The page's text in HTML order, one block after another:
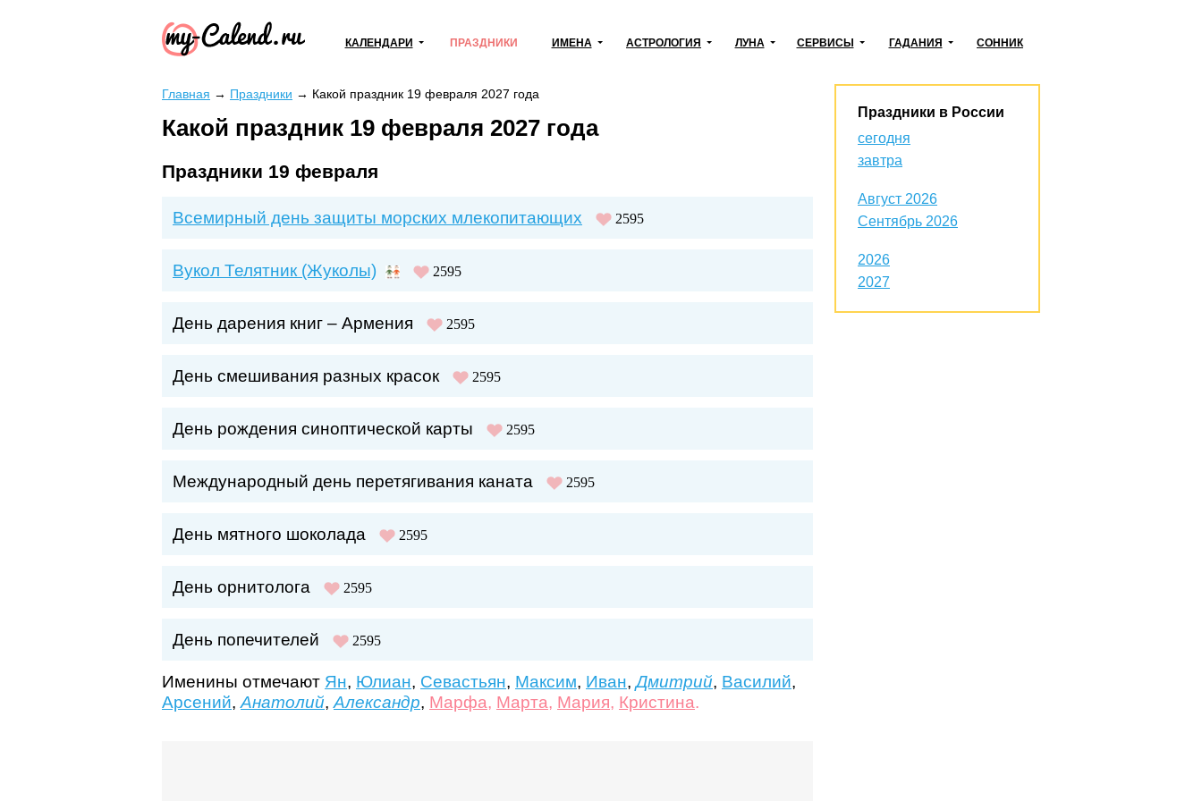
КАЛЕНДАРИ ПРАЗДНИКИ ИМЕНА АСТРОЛОГИЯ ЛУНА СЕРВИСЫ ГАДАНИЯ СОННИК
Главная → Праздники → Какой праздник 19 февраля 2027 года
Какой праздник 19 февраля 2027 года
Праздники 19 февраля
Всемирный день защиты морских млекопитающих 2595
Вукол Телятник (Жуколы) 2595
День дарения книг – Армения 2595
День смешивания разных красок 2595
День рождения синоптической карты 2595
Международный день перетягивания каната 2595
День мятного шоколада 2595
День орнитолога 2595
День попечителей 2595
Именины отмечают Ян, Юлиан, Севастьян, Максим, Иван,Дмитрий, Василий,
Арсений, Анатолий, Александр, Марфа, Марта, Мария, Кристина.
Праздники в России
сегодня
завтра
Август 2026
Сентябрь 2026
2026
2027